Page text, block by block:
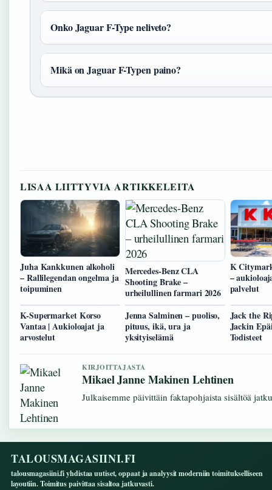
Onko Jaguar F-Type neliveto?
Mikä on Jaguar F-Typen paino?
LISAA LIITTYVIA ARTIKKELEITA
Juha Kankkunen alkoholi
– Rallilegendan ongelma ja
toipuminen
Mercedes-Benz CLA
Shooting Brake –
urheilullinen farmari 2026
K
–
palvelut
K-Supermarket Korso
Vantaa | Aukioloajat ja
arvostelut
Jenna Salminen – puoliso,
pituus, ikä, ura ja
yksityiselämä
Jack the
Jackin
Todisteet
KIRJOITTAJASTA
Mikael Janne Makinen Lehtinen
Julkaisemme päivittäin faktapohjaista sisältöä
TALOUSMAGASIINI.FI
talousmagasiini.fi yhdistaa uutiset, oppaat ja analyysit moderniin toimitukselliseen
layoutiin. Toimitus paivittaa sisaltoa jatkuvasti.